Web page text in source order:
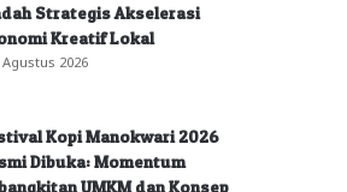
Strategis Akselerasi
Kreatif Lokal
Agustus 2026
Kopi Manokwari 2026
Dibuka: Momentum
UMKM dan Konsep